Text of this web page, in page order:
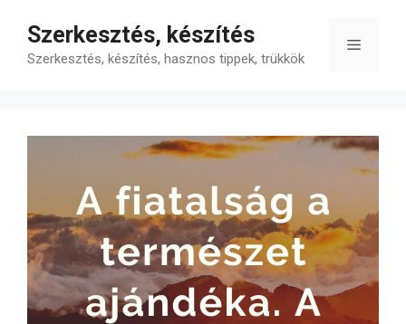
tartalomba
Szerkesztés, készítés
Szerkesztés, készítés, hasznos tippek, trükkök
Menü